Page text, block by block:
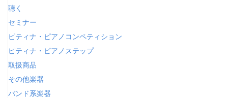
聴く
セミナー
ピティナ・ピアノコンペティション
ピティナ・ピアノステップ
取扱商品
その他楽器
バンド系楽器